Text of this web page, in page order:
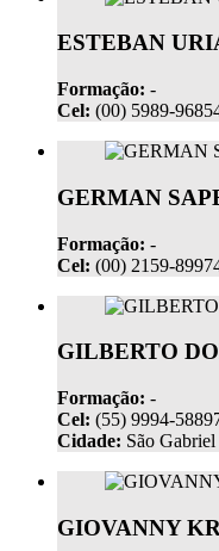
ESTEBAN
Formação: -
Cel: (00) 5989-
GERMAN
Formação: -
Cel: (00) 2159-
GILBERTO
Formação: -
Cel: (55) 9994-
Cidade: São
GIOVANNY